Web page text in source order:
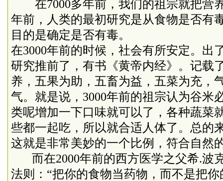
在7000多年前，我们的祖宗就把营
年前，人类的最初研究是从食物是否有
目的是确定是否有毒。
在3000年前的时候，社会有所安定。出
研究推前了，有书《黄帝内经》。记载
养，五果为助，五畜为益，五菜为充，
气。就是说， 3000年前的祖宗认为谷米
类呢增加一下口味就可以了，各种蔬菜
些都一起吃，所以就合适人体了。总的
这就是非常美妙的一个比例，符合自然
而在2000年前的西方医学之父希.波
法则：“把你的食物当药物，而不是把